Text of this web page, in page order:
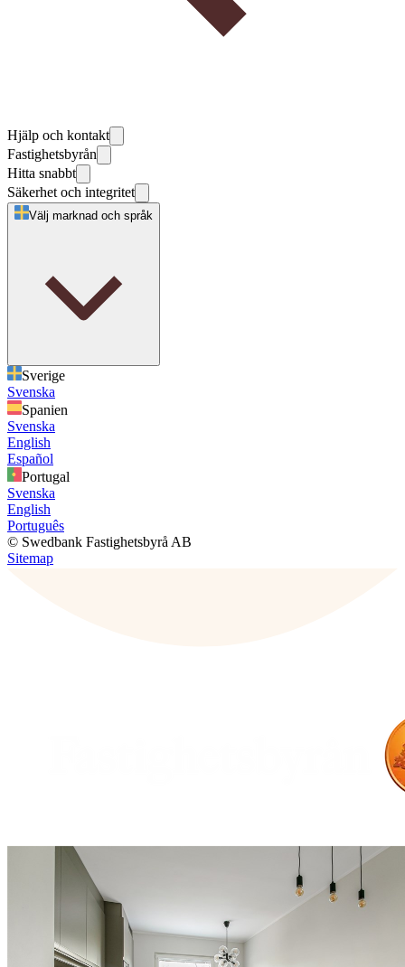
Hjälp och kontakt
Fastighetsbyrån
Hitta snabbt
Säkerhet och integritet
Välj marknad och språk
Sverige
Svenska
Spanien
Svenska
English
Español
Portugal
Svenska
English
Português
© Swedbank Fastighetsbyrå AB
Sitemap